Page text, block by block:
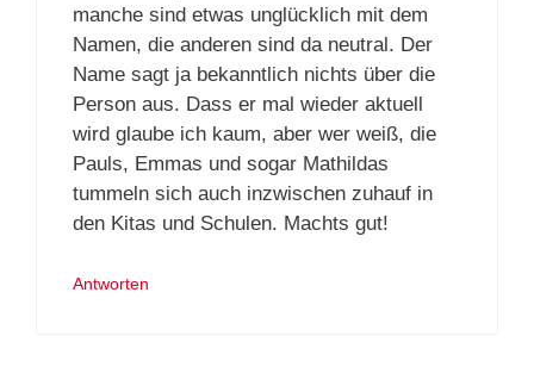
manche sind etwas unglücklich mit dem
Namen, die anderen sind da neutral. Der
Name sagt ja bekanntlich nichts über die
Person aus. Dass er mal wieder aktuell
wird glaube ich kaum, aber wer weiß, die
Pauls, Emmas und sogar Mathildas
tummeln sich auch inzwischen zuhauf in
den Kitas und Schulen. Machts gut!
Antworten